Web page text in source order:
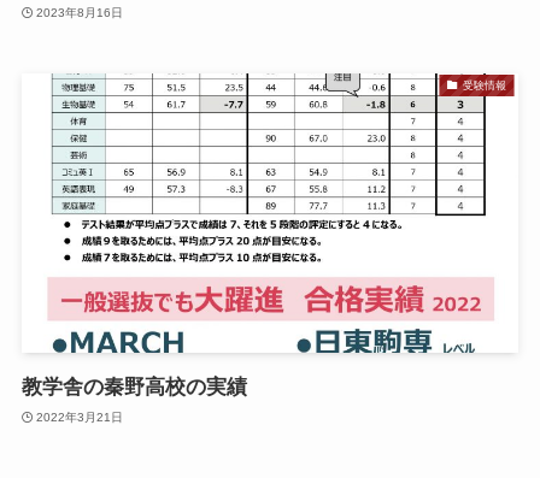
2023年8月16日
受験情報
教学舎の秦野高校の実績
2022年3月21日